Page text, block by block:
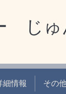
じゅ
細情報 その